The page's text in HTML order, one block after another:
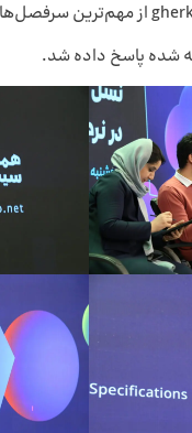
شده پاسخ داده شد.